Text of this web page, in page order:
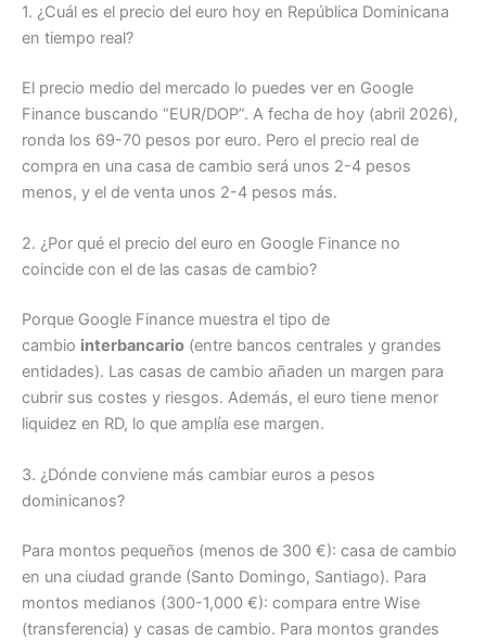
1. ¿Cuál es el precio del euro hoy en República Dominicana
en tiempo real?
El precio medio del mercado lo puedes ver en Google
Finance buscando “EUR/DOP”. A fecha de hoy (abril 2026),
ronda los 69-70 pesos por euro. Pero el precio real de
compra en una casa de cambio será unos 2-4 pesos
menos, y el de venta unos 2-4 pesos más.
2. ¿Por qué el precio del euro en Google Finance no
coincide con el de las casas de cambio?
Porque Google Finance muestra el tipo de
cambio interbancario (entre bancos centrales y grandes
entidades). Las casas de cambio añaden un margen para
cubrir sus costes y riesgos. Además, el euro tiene menor
liquidez en RD, lo que amplía ese margen.
3. ¿Dónde conviene más cambiar euros a pesos
dominicanos?
Para montos pequeños (menos de 300 €): casa de cambio
en una ciudad grande (Santo Domingo, Santiago). Para
montos medianos (300-1,000 €): compara entre Wise
(transferencia) y casas de cambio. Para montos grandes